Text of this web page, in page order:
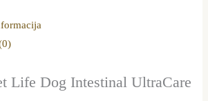
Life Dog Intestinal UltraCare